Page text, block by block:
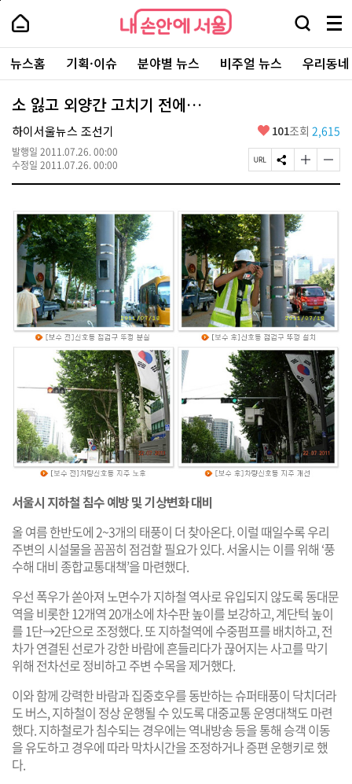
본
로
가
내
손
안
에
서
울
-
서
울
시
대
표
소
포
털
내
손
에
울
검
창
열
기
메
뉴
전
체
보
주
요
서
뉴스홈 기획·이슈 분야별 뉴스 비주얼 뉴스 우리동
소 잃고 외양간 고치기 전에…
하이서울뉴스 조선기
발행일 2011.07.26. 00:00
수정일 2011.07.26. 00:00
좋
요
101조회 2,615
페
이
R
L
복
사
S
N
유
하
기
글
자
경
하
기
글
자
경
하
기
서울시 지하철 침수 예방 및 기상변화 대비
올 여름 한반도에 2~3개의 태풍이 더 찾아온다. 이럴 때일수록 우리
주변의 시설물을 꼼꼼히 점검할 필요가 있다. 서울시는 이를 위해 ‘풍
수해 대비 종합교통대책’을 마련했다.
우선 폭우가 쏟아져 노면수가 지하철 역사로 유입되지 않도록 동대문
역을 비롯한 12개역 20개소에 차수판 높이를 보강하고, 계단턱 높이
를 1단→2단으로 조정했다. 또 지하철역에 수중펌프를 배치하고, 전
차가 연결된 선로가 강한 바람에 흔들리다가 끊어지는 사고를 막기
위해 전차선로 정비하고 주변 수목을 제거했다.
이와 함께 강력한 바람과 집중호우를 동반하는 슈퍼태풍이 닥치더라
도 버스, 지하철이 정상 운행될 수 있도록 대중교통 운영대책도 마련
했다. 지하철로가 침수되는 경우에는 역내방송 등을 통해 승객 이동
을 유도하고 경우에 따라 막차시간을 조정하거나 증편 운행키로 했
다.
페
상
단
로